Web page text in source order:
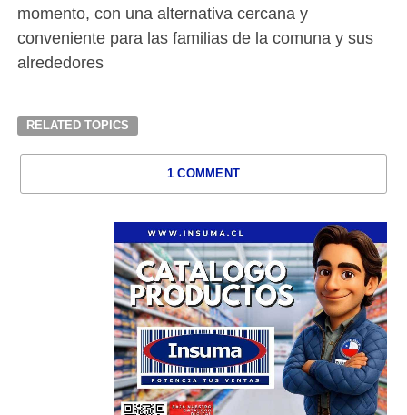
momento, con una alternativa cercana y
conveniente para las familias de la comuna y sus
alrededores
RELATED TOPICS
1 COMMENT